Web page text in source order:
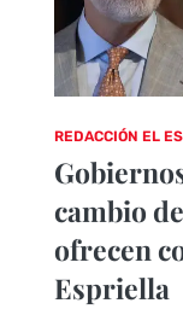
REDACCIÓN EL
cambio
ofrecen
Espriella